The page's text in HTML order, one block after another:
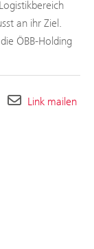
an ihr Ziel.
ÖBB-Holding
Link mailen